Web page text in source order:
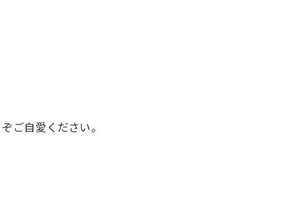
ご自愛ください。